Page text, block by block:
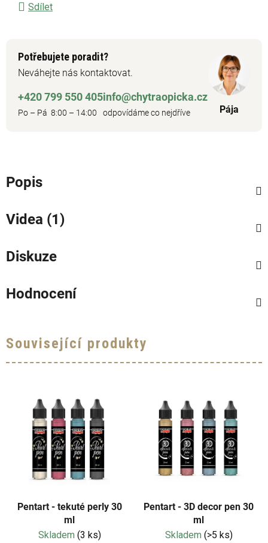
Sdílet
Potřebujete poradit?
Neváhejte nás kontaktovat.
+420 799 550 405
Po – Pá 8:00 – 14:00
info@chytraopicka.cz
odpovídáme co nejdříve Pája
Popis
Videa (1)
Diskuze
Hodnocení
Související produkty
Pentart - tekuté perly 30
ml
Skladem (3 ks)
Pentart - 3D decor pen 30
ml
Skladem (>5 ks)